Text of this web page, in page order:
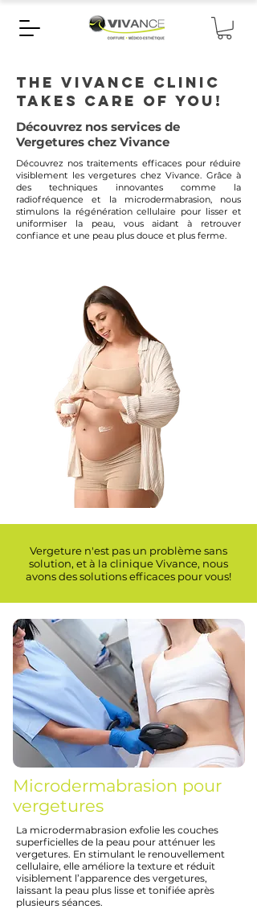
THE VIVANCE CLINIC
TAKES CARE OF YOU!
Découvrez nos services de
Vergetures chez Vivance
Découvrez nos traitements efficaces pour réduire
visiblement les vergetures chez Vivance. Grâce à
des techniques innovantes comme la
radiofréquence et la microdermabrasion, nous
stimulons la régénération cellulaire pour lisser et
uniformiser la peau, vous aidant à retrouver
confiance et une peau plus douce et plus ferme.
Vergeture n'est pas un problème sans
solution, et à la clinique Vivance, nous
avons des solutions efficaces pour vous!
Microdermabrasion pour
vergetures
La microdermabrasion exfolie les couches
superficielles de la peau pour atténuer les
vergetures. En stimulant le renouvellement
cellulaire, elle améliore la texture et réduit
visiblement l’apparence des vergetures,
laissant la peau plus lisse et tonifiée après
plusieurs séances.